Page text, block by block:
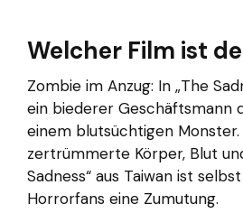
Welcher Film ist
Zombie im Anzug: In „The
ein biederer Geschäftsmann
einem blutsüchtigen
zertrümmerte Körper, Blut
Sadness“ aus Taiwan ist
Horrorfans eine Zumutung.